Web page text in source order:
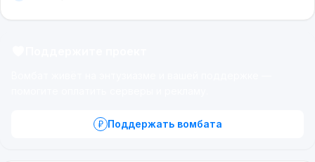
Поддержать вомбата